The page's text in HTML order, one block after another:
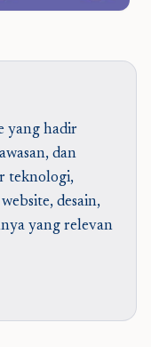
yang hadir
dan
teknologi,
desain,
yang relevan